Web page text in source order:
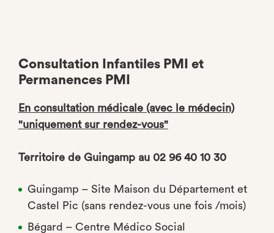
Consultation Infantiles PMI et
Permanences PMI
En consultation médicale (avec le médecin)
"uniquement sur rendez-vous"
Territoire de Guingamp au 02 96 40 10 30
Guingamp – Site Maison du Département et
Castel Pic (sans rendez-vous une fois /mois)
Bégard – Centre Médico Social